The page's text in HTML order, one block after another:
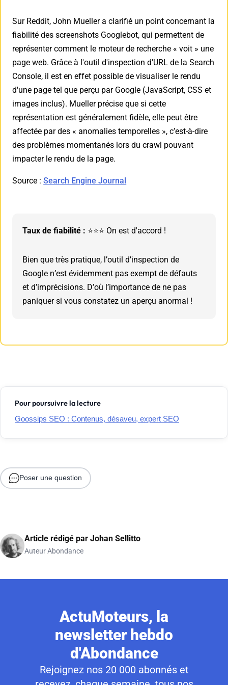
Sur Reddit, John Mueller a clarifié un point concernant la
fiabilité des screenshots Googlebot, qui permettent de
représenter comment le moteur de recherche « voit » une
page web. Grâce à l'outil d'inspection d'URL de la Search
Console, il est en effet possible de visualiser le rendu
d'une page tel que perçu par Google (JavaScript, CSS et
images inclus). Mueller précise que si cette
représentation est généralement fidèle, elle peut être
affectée par des « anomalies temporelles », c’est-à-dire
des problèmes momentanés lors du crawl pouvant
impacter le rendu de la page.
Source :Search Engine Journal
Taux de fiabilité : ⭐⭐⭐ On est d'accord !
Bien que très pratique, l’outil d’inspection de
Google n’est évidemment pas exempt de défauts
et d’imprécisions. D’où l’importance de ne pas
paniquer si vous constatez un aperçu anormal !
Pour poursuivre la lecture
Goossips SEO : Contenus, désaveu, expert SEO
Poser une question
Article rédigé par Johan Sellitto
Auteur Abondance
ActuMoteurs, la
newsletter hebdo
d'Abondance
Rejoignez nos 20 000 abonnés et